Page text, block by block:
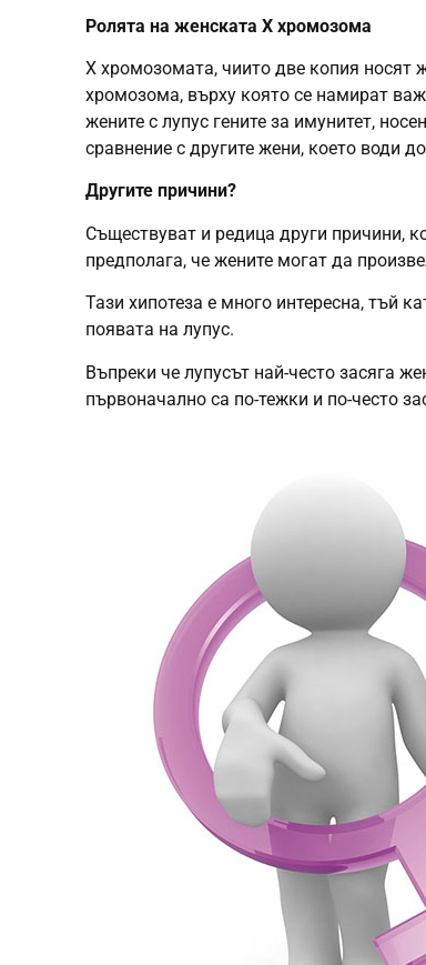
Ролята на женската Х хромозома
Х хромозомата, чиито две копия носят
хромозома, върху която се намират
жените с лупус гените за имунитет,
сравнение с другите жени, което води
Другите причини?
Съществуват и редица други причини,
предполага, че жените могат да
Тази хипотеза е много интересна, тъй
появата на лупус.
Въпреки че лупусът най-често засяга
първоначално са по-тежки и по-често